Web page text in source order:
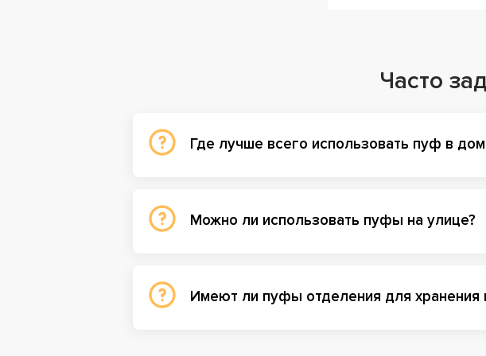
компактным размерам
Пуфы являются не
наоборот, гармонично
Многие пуфы имеют
добавляя вашему дому
Часто
Где лучше всего использовать пуф в
Можно ли использовать пуфы на улице?
Имеют ли пуфы отделения для хранения